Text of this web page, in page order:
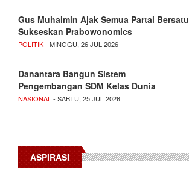
Gus Muhaimin Ajak Semua Partai Bersatu
Sukseskan Prabowonomics
POLITIK- MINGGU, 26 JUL 2026
Danantara Bangun Sistem
Pengembangan SDM Kelas Dunia
NASIONAL - SABTU, 25 JUL 2026
ASPIRASI